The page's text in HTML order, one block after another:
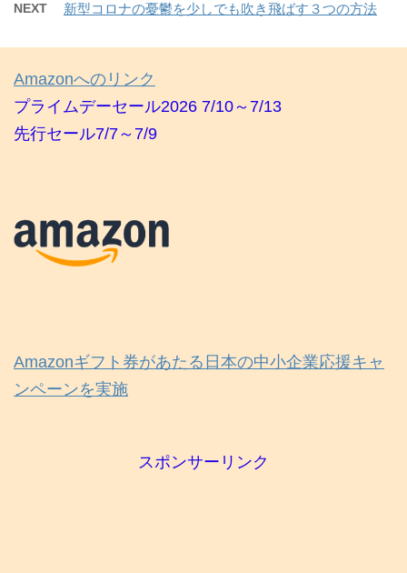
NEXT 新型コロナの憂鬱を少しでも吹き飛ばす３つの方法
Amazonへのリンク
プライムデーセール2026 7/10～7/13
先行セール7/7～7/9
Amazonギフト券があたる日本の中小企業応援キャ
ンペーンを実施
スポンサーリンク